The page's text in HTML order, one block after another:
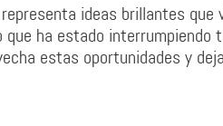
ideas brillantes
ha estado interrumpiendo
estas oportunidades y